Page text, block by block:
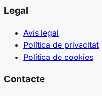
Legal
Avís legal
Política de privacitat
Política de cookies
Contacte